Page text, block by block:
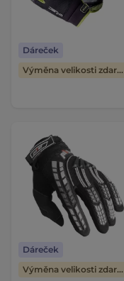
Dáreček
Výměna velikosti zdarma
Dáreček
Výměna velikosti zdarma